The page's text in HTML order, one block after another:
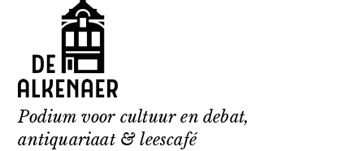
content
Podium voor cultuur en debat,
antiquariaat & leescafé